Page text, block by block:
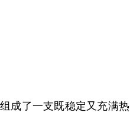
成了一支既稳定又充满热